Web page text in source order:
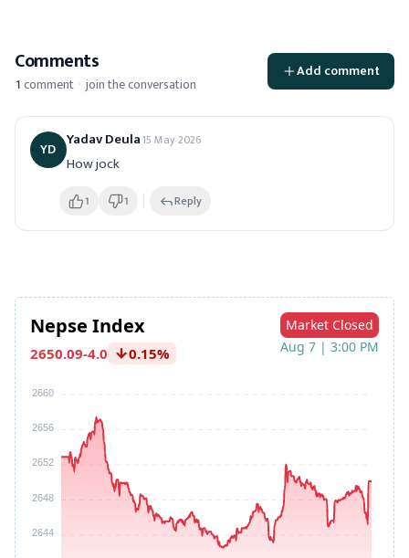
Comments
1comment · join the conversation
Add comment
YD Yadav Deula·15 May 2026
How jock
1 1 Reply